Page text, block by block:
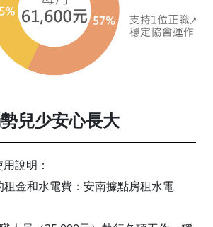
兒少安心長大
說明：
租金和水電費：安南據點房租水電